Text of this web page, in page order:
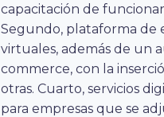
capacitación de
Segundo, plataforma de
virtuales, además de un
commerce, con la
otras. Cuarto, servicios
para empresas que se